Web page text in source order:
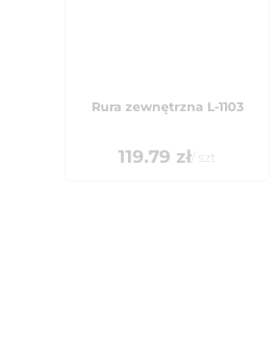
Rura zewnętrzna L-1103
119.79 zł/ szt